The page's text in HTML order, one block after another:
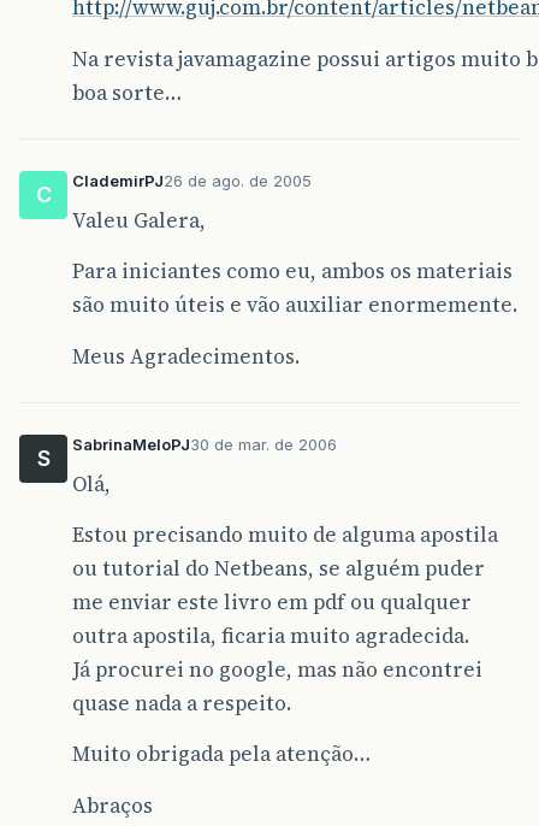
http://www.guj.com.br/content/articles/
Na revista javamagazine possui artigos muito
boa sorte…
C
ClademirPJ26 de ago. de 2005
Valeu Galera,
Para iniciantes como eu, ambos os materiais
são muito úteis e vão auxiliar enormemente.
Meus Agradecimentos.
S
SabrinaMeloPJ30 de mar. de 2006
Olá,
Estou precisando muito de alguma apostila
ou tutorial do Netbeans, se alguém puder
me enviar este livro em pdf ou qualquer
outra apostila, ficaria muito agradecida.
Já procurei no google, mas não encontrei
quase nada a respeito.
Muito obrigada pela atenção…
Abraços